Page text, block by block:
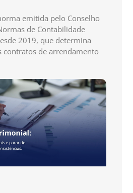
emitida pelo Conselho
de Contabilidade
2019, que determina
contratos de arrendamento